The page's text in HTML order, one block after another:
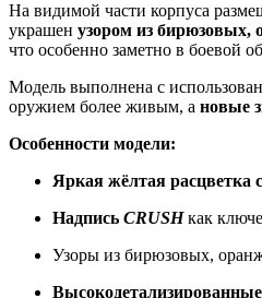
На видимой части корпуса
украшен узором из бирюзовых,
что особенно заметно в боевой
Модель выполнена с
оружием более живым, а новые
Особенности модели:
Яркая жёлтая расцветка
Надпись CRUSHкак
Узоры из бирюзовых,